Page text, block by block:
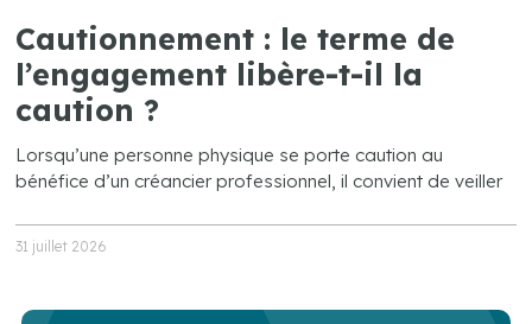
Cautionnement : le terme de
l’engagement libère-t-il la
caution ?
Lorsqu’une personne physique se porte caution au
bénéfice d’un créancier professionnel, il convient de veiller
31 juillet 2026